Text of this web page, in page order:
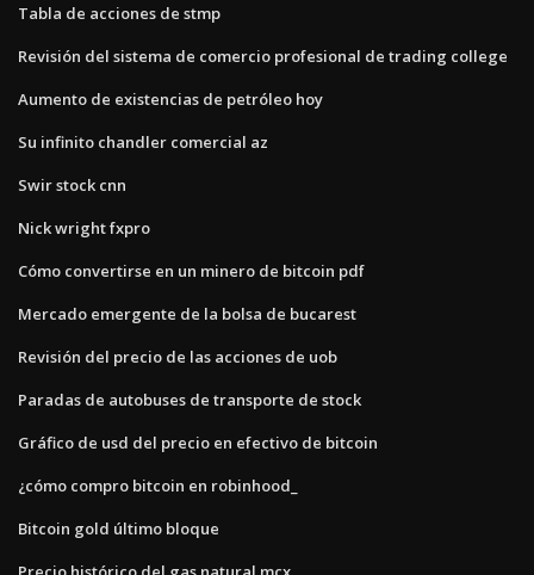
Tabla de acciones de stmp
Revisión del sistema de comercio profesional de trading college
Aumento de existencias de petróleo hoy
Su infinito chandler comercial az
Swir stock cnn
Nick wright fxpro
Cómo convertirse en un minero de bitcoin pdf
Mercado emergente de la bolsa de bucarest
Revisión del precio de las acciones de uob
Paradas de autobuses de transporte de stock
Gráfico de usd del precio en efectivo de bitcoin
¿cómo compro bitcoin en robinhood_
Bitcoin gold último bloque